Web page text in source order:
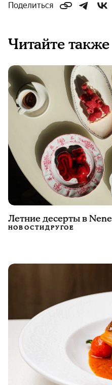
Поделиться
Читайте также
Летние десерты в Nene
НОВОСТИДРУГОЕ